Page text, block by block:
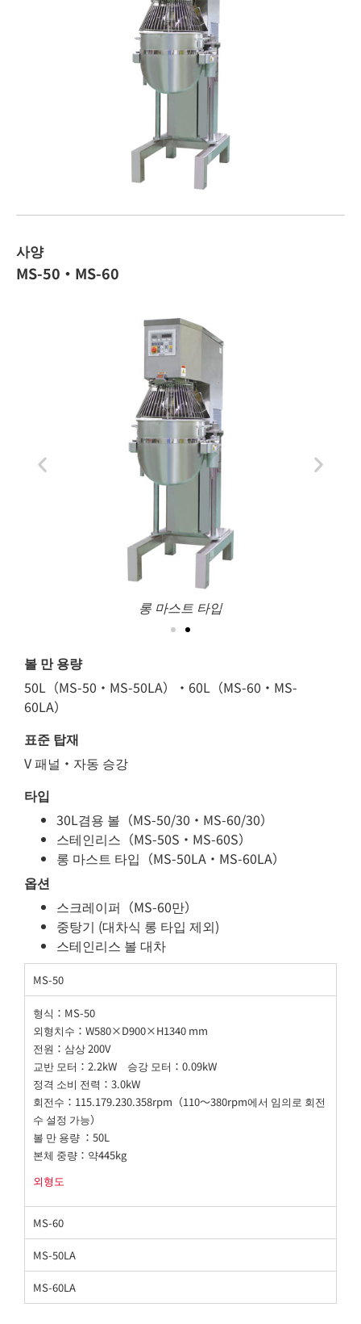
사양
MS-50・MS-60
표준 타입
볼 만 용량
50L（MS-50・MS-50LA）・60L（MS-60・MS-
60LA）
표준 탑재
V 패널・자동 승강
타입
30L겸용 볼（MS-50/30・MS-60/30）
스테인리스（MS-50S・MS-60S）
롱 마스트 타입（MS-50LA・MS-60LA）
옵션
스크레이퍼（MS-60만）
중탕기 (대차식 롱 타입 제외)
스테인리스 볼 대차
MS-50
형식：MS-50
외형치수：W580×D900×H1340 mm
전원：삼상 200V
교반 모터：2.2kW 승강 모터：0.09kW
정격 소비 전력：3.0kW
회전수：115.179.230.358rpm（110～380rpm에서 임의로 회전
수 설정 가능）
볼 만 용량 ：50L
본체 중량：약445kg
외형도
MS-60
MS-50LA
MS-60LA